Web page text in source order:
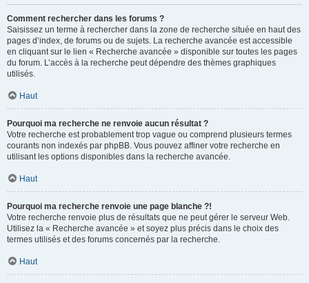
Comment rechercher dans les forums ?
Saisissez un terme à rechercher dans la zone de recherche située en haut des
pages d’index, de forums ou de sujets. La recherche avancée est accessible
en cliquant sur le lien « Recherche avancée » disponible sur toutes les pages
du forum. L’accès à la recherche peut dépendre des thèmes graphiques
utilisés.
Haut
Pourquoi ma recherche ne renvoie aucun résultat ?
Votre recherche est probablement trop vague ou comprend plusieurs termes
courants non indexés par phpBB. Vous pouvez affiner votre recherche en
utilisant les options disponibles dans la recherche avancée.
Haut
Pourquoi ma recherche renvoie une page blanche ?!
Votre recherche renvoie plus de résultats que ne peut gérer le serveur Web.
Utilisez la « Recherche avancée » et soyez plus précis dans le choix des
termes utilisés et des forums concernés par la recherche.
Haut